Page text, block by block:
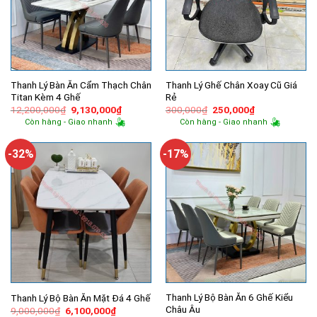
Thanh Lý Bàn Ăn Cẩm Thạch Chân
Titan Kèm 4 Ghế
12,200,000₫ Giá
gốc
là:
9,130,000₫Giá
hiện
tại
9,130,000₫.
Còn hàng - Giao nhanh
Thanh Lý Ghế Chân Xoay Cũ Giá
Rẻ
300,000₫ Giá
gốc
là:
250,000₫Giá
hiện
tại
250,000₫.
Còn hàng - Giao nhanh
-32%
Thanh Lý Bộ Bàn Ăn Mặt Đá 4 Ghế
9,000,000₫ Giá
6,100,000₫Giá
-17%
Thanh Lý Bộ Bàn Ăn 6 Ghế Kiểu
Châu Âu